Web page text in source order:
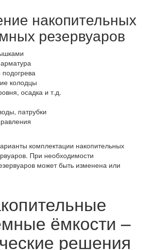
накопительных
резервуаров
колодцы
осадка и т.д.
патрубки
комплектации накопительных
При необходимости
может быть изменена или
ёмкости –
решения